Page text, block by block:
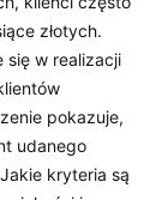
złotych.
się w realizacji
pokazuje,
udanego
kryteria są